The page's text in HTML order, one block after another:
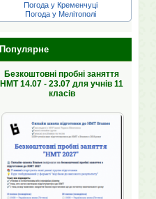
Погода у Кременчуці
Погода у Мелітополі
Популярне
Безкоштовні пробні заняття
НМТ 14.07 - 23.07 для учнів 11
класів